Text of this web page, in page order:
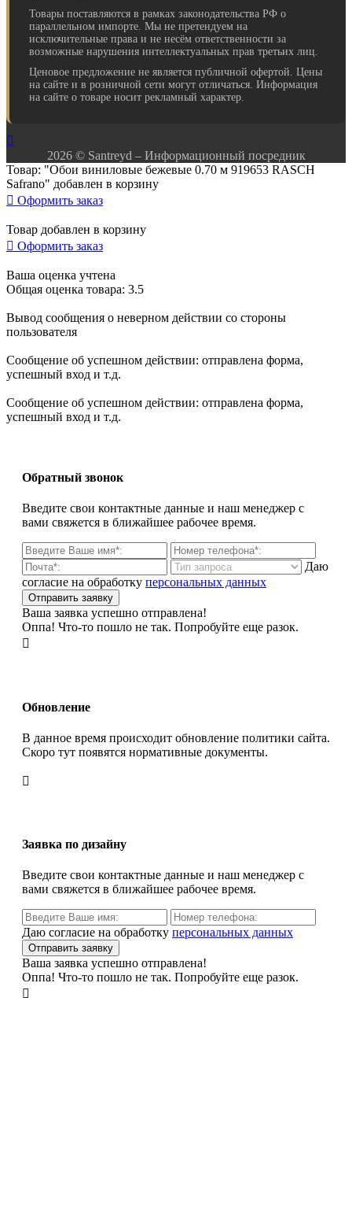
Товары поставляются в рамках законодательства РФ о
параллельном импорте. Мы не претендуем на
исключительные права и не несём ответственности за
возможные нарушения интеллектуальных прав третьих лиц.
Ценовое предложение не является публичной офертой. Цены
на сайте и в розничной сети могут отличаться. Информация
на сайте о товаре носит рекламный характер.

2026 © Santreyd – Информационный посредник
Товар: "Обои виниловые бежевые 0.70 м 919653 RASCH
Safrano" добавлен в корзину
 Оформить заказ
Товар добавлен в корзину
 Оформить заказ
Ваша оценка учтена
Общая оценка товара: 3.5
Вывод сообщения о неверном действии со стороны
пользователя
Сообщение об успешном действии: отправлена форма,
успешный вход и т.д.
Сообщение об успешном действии: отправлена форма,
успешный вход и т.д.
Обратный звонок
Введите свои контактные данные и наш менеджер с
вами свяжется в ближайшее рабочее время.
Даю
согласие на обработку персональных данных
Ваша заявка успешно отправлена!
Оппа! Что-то пошло не так. Попробуйте еще разок.

Обновление
В данное время происходит обновление политики сайта.
Скоро тут появятся нормативные документы.

Заявка по дизайну
Введите свои контактные данные и наш менеджер с
вами свяжется в ближайшее рабочее время.
Даю согласие на обработку персональных данных
Ваша заявка успешно отправлена!
Оппа! Что-то пошло не так. Попробуйте еще разок.
